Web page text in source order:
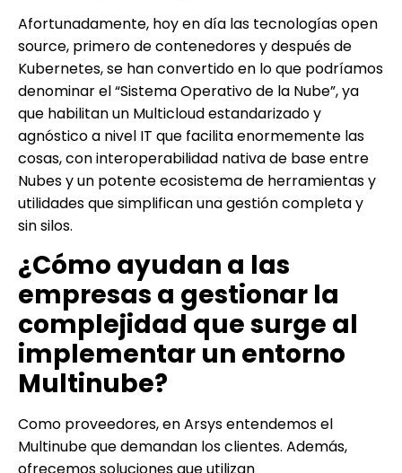
Afortunadamente, hoy en día las tecnologías open
source, primero de contenedores y después de
Kubernetes, se han convertido en lo que podríamos
denominar el “Sistema Operativo de la Nube”, ya
que habilitan un Multicloud estandarizado y
agnóstico a nivel IT que facilita enormemente las
cosas, con interoperabilidad nativa de base entre
Nubes y un potente ecosistema de herramientas y
utilidades que simplifican una gestión completa y
sin silos.
¿Cómo ayudan a las
empresas a gestionar la
complejidad que surge al
implementar un entorno
Multinube?
Como proveedores, en Arsys entendemos el
Multinube que demandan los clientes. Además,
ofrecemos soluciones que utilizan